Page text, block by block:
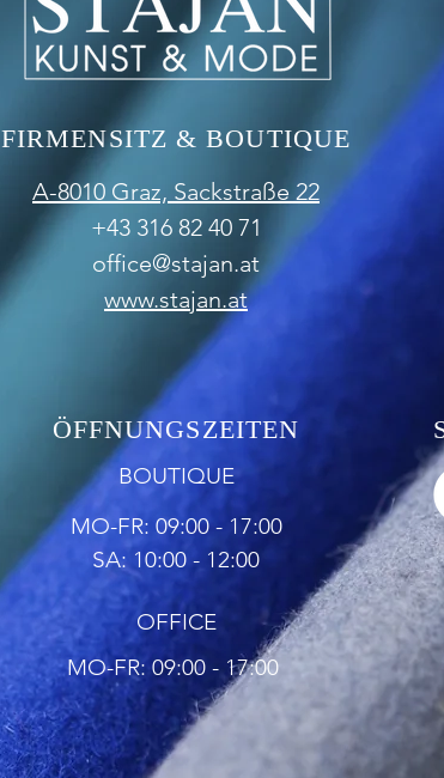
FIRMENSITZ & BOUTIQUE
A-8010 Graz, Sackstraße 22
+43 316 82 40 71
office@stajan.at
www.stajan.at
ÖFFNUNGSZEITEN
BOUTIQUE
MO-FR: 09:00 - 17:00
SA: 10:00 - 12:00
OFFICE
MO-FR: 09:00 - 17:00